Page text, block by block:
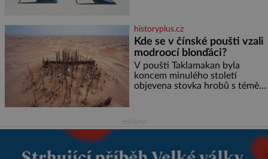
cestujícím devět dalších
destinací v jižní a střední Africe
a u
historyplus.cz
Kde se v čínské poušti vzali
modroocí blonďáci?
V poušti Taklamakan byla
koncem minulého století
objevena stovka hrobů s téměř
modrou filcovou čapkou, z níž
se draly blonďaté vlásky. Fakt,